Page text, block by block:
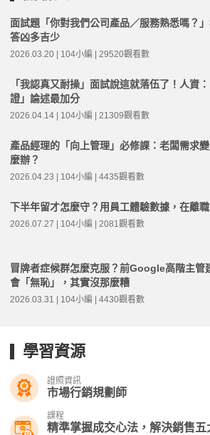
面試題「你對我們公司產品／服務熟悉嗎？
答凶多吉少
2026.03.20 | 104小編 | 29520觀看數
「我認真又耐操」面試說這就落伍了！人資
證」論述最加分
2026.04.14 | 104小編 | 21309觀看數
產品經理的「向上管理」必修課：老闆需求
麼辦？
2026.04.23 | 104小編 | 4435觀看數
下半年留才怎麼守？用員工體驗數據，在離職
2026.07.27 | 104小編 | 2081觀看數
冒牌者症候群怎麼克服？前Google高階主管
會「無恥」，其實沒那麼糟
2026.03.31 | 104小編 | 4430觀看數
學習資源
證照資訊
市場行銷規劃師
課程
精準掌握成交心法，解決銷售